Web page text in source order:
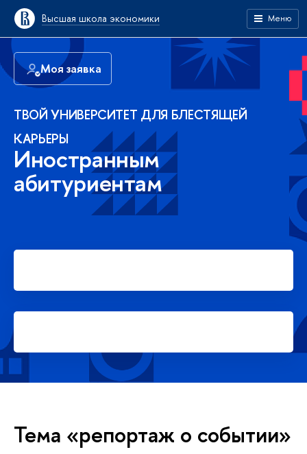
Высшая школа экономики Меню
Моя заявка
ТВОЙ УНИВЕРСИТЕТ ДЛЯ БЛЕСТЯЩЕЙ
КАРЬЕРЫ
Иностранным
абитуриентам
Тема «репортаж о событии»